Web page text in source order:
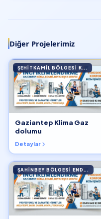
Diğer Projelerimiz
ŞEHITKAMIL BÖLGESI K...
Gaziantep Klima Gaz
dolumu
Detaylar
ŞAHINBEY BÖLGESI END...